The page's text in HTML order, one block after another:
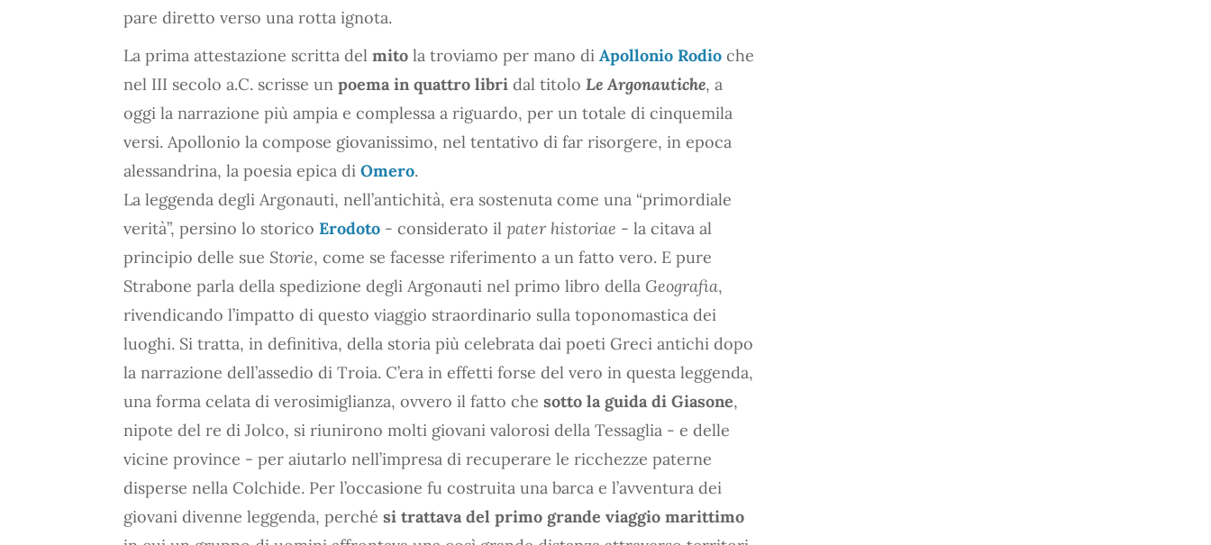
pare diretto verso una rotta ignota.
La prima attestazione scritta del mito la troviamo per mano di Apollonio Rodio che
nel III secolo a.C. scrisse un poema in quattro libri dal titolo Le Argonautiche, a
oggi la narrazione più ampia e complessa a riguardo, per un totale di cinquemila
versi. Apollonio la compose giovanissimo, nel tentativo di far risorgere, in epoca
alessandrina, la poesia epica di Omero.
La leggenda degli Argonauti, nell’antichità, era sostenuta come una “primordiale
verità”, persino lo storico Erodoto - considerato il pater historiae - la citava al
principio delle sue Storie, come se facesse riferimento a un fatto vero. E pure
Strabone parla della spedizione degli Argonauti nel primo libro della Geografia,
rivendicando l’impatto di questo viaggio straordinario sulla toponomastica dei
luoghi. Si tratta, in definitiva, della storia più celebrata dai poeti Greci antichi dopo
la narrazione dell’assedio di Troia. C’era in effetti forse del vero in questa leggenda,
una forma celata di verosimiglianza, ovvero il fatto che sotto la guida di Giasone,
nipote del re di Jolco, si riunirono molti giovani valorosi della Tessaglia - e delle
vicine province - per aiutarlo nell’impresa di recuperare le ricchezze paterne
disperse nella Colchide. Per l’occasione fu costruita una barca e l’avventura dei
giovani divenne leggenda, perché si trattava del primo grande viaggio marittimo